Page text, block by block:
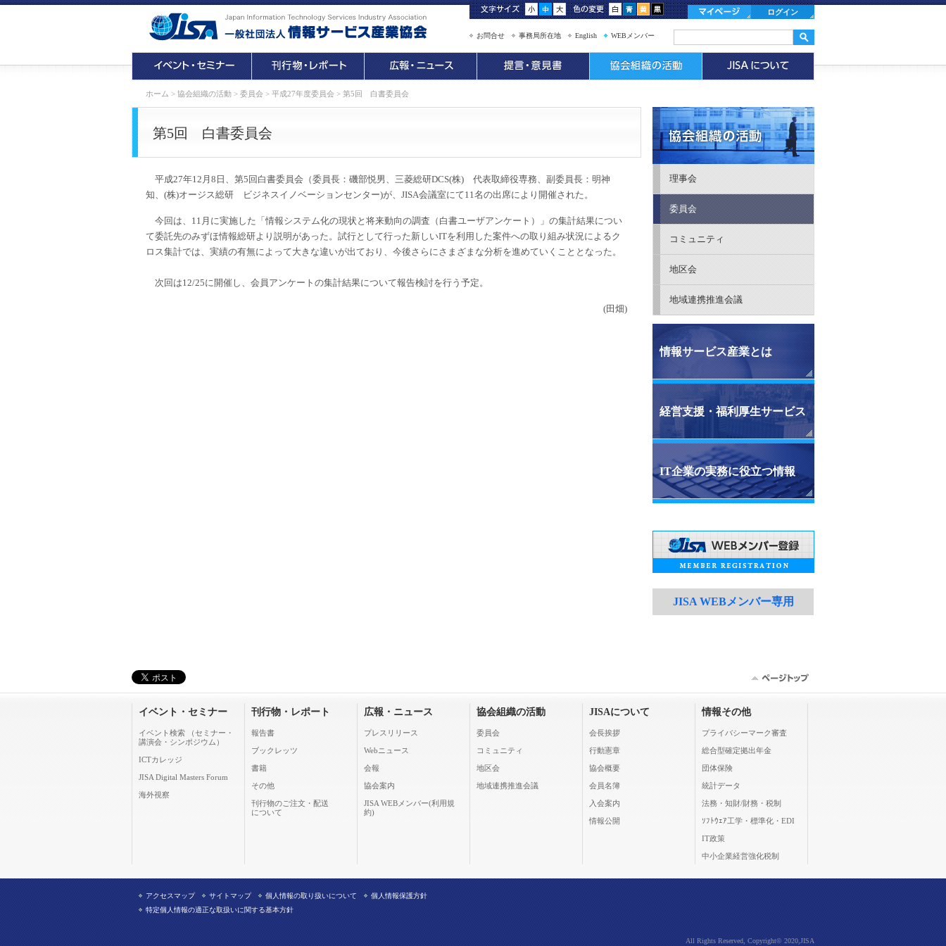
ログイン
お問合せ 事務局所在地 English WEBメンバー
ホーム > 協会組織の活動 > 委員会 > 平成27年度委員会 > 第5回 白書委員会
第5回 白書委員会
平成27年12月8日、第5回白書委員会（委員長：磯部悦男、三菱総研DCS(株) 代表取締役専務、副委員長：明神
知、(株)オージス総研 ビジネスイノベーションセンター)が、JISA会議室にて11名の出席により開催された。
今回は、11月に実施した「情報システム化の現状と将来動向の調査（白書ユーザアンケート）」の集計結果につい
て委託先のみずほ情報総研より説明があった。試行として行った新しいITを利用した案件への取り組み状況によるク
ロス集計では、実績の有無によって大きな違いが出ており、今後さらにさまざまな分析を進めていくこととなった。
次回は12/25に開催し、会員アンケートの集計結果について報告検討を行う予定。
(田畑)
理事会
委員会
コミュニティ
地区会
地域連携推進会議
情報サービス産業とは
経営支援・福利厚生サービス
IT企業の実務に役立つ情報
JISA WEBメンバー専用
イベント・セミナー
イベント検索 （セミナー・
講演会・シンポジウム）
ICTカレッジ
JISA Digital Masters Forum
海外視察
刊行物・レポート
報告書
ブックレッツ
書籍
その他
刊行物のご注文・配送
について
広報・ニュース
プレスリリース
Webニュース
会報
協会案内
JISA WEBメンバー(利用規
約)
協会組織の活動
委員会
コミュニティ
地区会
地域連携推進会議
JISAについて
会長挨拶
行動憲章
協会概要
会員名簿
入会案内
情報公開
情報その他
プライバシーマーク審査
総合型確定拠出年金
団体保険
統計データ
法務・知財/財務・税制
ｿﾌﾄｳｪｱ工学・標準化・EDI
IT政策
中小企業経営強化税制
アクセスマップ サイトマップ 個人情報の取り扱いについて
個人情報保護方針
特定個人情報の適正な取扱いに関する基本方針
All Rights Reserved, Copyright© 2020,JISA